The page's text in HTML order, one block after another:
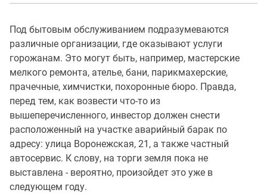
Под бытовым обслуживанием подразумеваются
различные организации, где оказывают услуги
горожанам. Это могут быть, например, мастерские
мелкого ремонта, ателье, бани, парикмахерские,
прачечные, химчистки, похоронные бюро. Правда,
перед тем, как возвести что-то из
вышеперечисленного, инвестор должен снести
расположенный на участке аварийный барак по
адресу: улица Воронежская, 21, а также частный
автосервис. К слову, на торги земля пока не
выставлена - вероятно, произойдет это уже в
следующем году.